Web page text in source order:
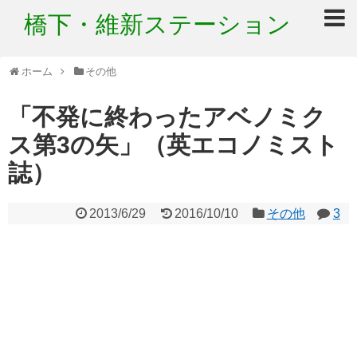
橋下・維新ステーション
ホーム その他
「不発に終わったアベノミク
ス第3の矢」（英エコノミスト
誌）
2013/6/29 2016/10/10 その他 3